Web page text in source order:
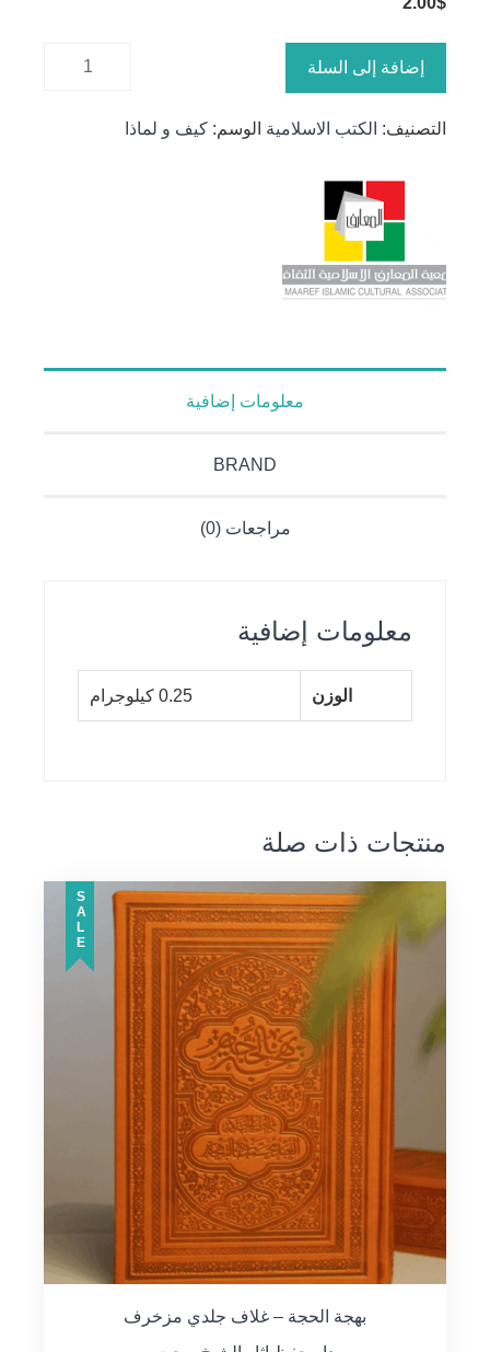
كمية كيف
COMO
إضافة إلى السلة
التصنيف: الكتب الاسلامية الوسم: كيف و لماذا
معلومات إضافية
BRAND
مراجعات (0)
معلومات إضافية
الوزن 0.25 كيلوجرام
منتجات ذات صلة
SALE
بهجة الحجة – غلاف جلدي مزخرف